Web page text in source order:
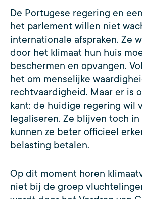
De Portugese regering en
het parlement willen niet
internationale afspraken. Ze
door het klimaat hun huis
beschermen en opvangen.
het om menselijke
rechtvaardigheid. Maar er is
kant: de huidige regering wil
legaliseren. Ze blijven toch
kunnen ze beter officieel
belasting betalen.
Op dit moment horen
niet bij de groep